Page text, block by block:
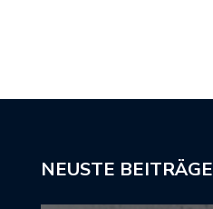
NEUSTE BEITRÄGE